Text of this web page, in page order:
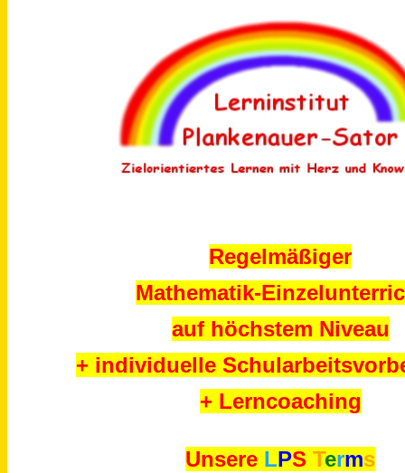
Regelmäßiger
Mathematik-
auf höchstem Niveau
+ individuelle
+ Lerncoaching
Unsere LPS Terms